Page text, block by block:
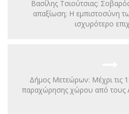
Βασίλης Τσιούτσιας:
απαξίωση; Η εμπιστοσύνη
ισχυρότερο
Δήμος Μετεώρων: Μέχρι τις
παραχώρησης χώρου από τους